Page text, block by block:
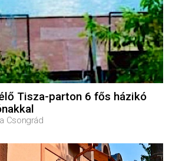
Tisza-parton 6 fős házikó
Csongrád